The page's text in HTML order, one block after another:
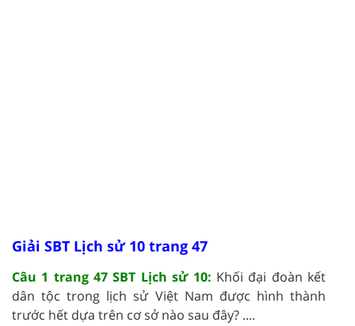
Giải SBT Lịch sử 10 trang 47
Câu 1 trang 47 SBT Lịch sử 10: Khối đại đoàn kết
dân tộc trong lịch sử Việt Nam được hình thành
trước hết dựa trên cơ sở nào sau đây? ....